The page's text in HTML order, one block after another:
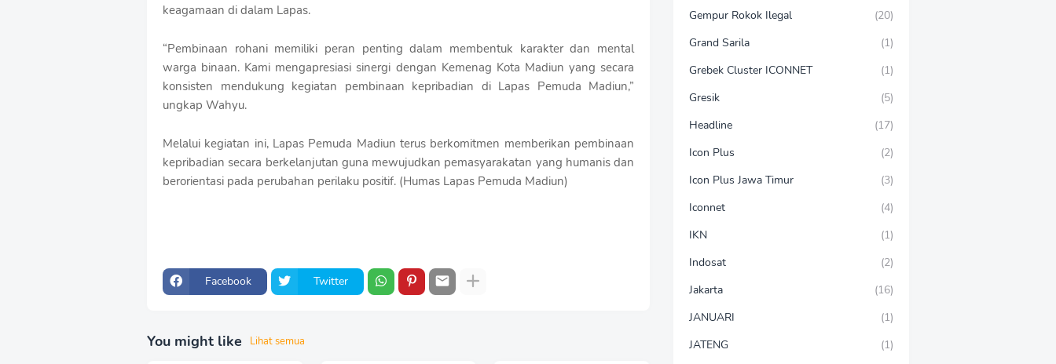
keagamaan di dalam Lapas.
“Pembinaan rohani memiliki peran penting dalam membentuk karakter dan mental
warga binaan. Kami mengapresiasi sinergi dengan Kemenag Kota Madiun yang secara
konsisten mendukung kegiatan pembinaan kepribadian di Lapas Pemuda Madiun,”
ungkap Wahyu.
Melalui kegiatan ini, Lapas Pemuda Madiun terus berkomitmen memberikan pembinaan
kepribadian secara berkelanjutan guna mewujudkan pemasyarakatan yang humanis dan
berorientasi pada perubahan perilaku positif. (Humas Lapas Pemuda Madiun)
Facebook Twitter
You might like Lihat semua
Gempur Rokok Ilegal
(20)
Grand Sarila
(1)
Grebek Cluster ICONNET
(1)
Gresik
(5)
Headline
(17)
Icon Plus
(2)
Icon Plus Jawa Timur
(3)
Iconnet
(4)
IKN
(1)
Indosat
(2)
Jakarta
(16)
JANUARI
(1)
JATENG
(1)